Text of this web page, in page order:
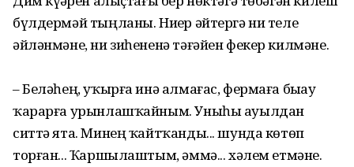
бүлдермәй тыңланы. Ниҙер әйтергә ни теле
әйләнмәне, ни зиһененә тәғәйен фекер килмәне.
– Беләһең, уҡырға инә алмағас, фермаға быҙау
ҡарарға урынлашҡайным. Уныһы ауылдан
ситтә ята. Минең ҡайтҡанды... шунда көтөп
торған... Ҡаршылаштым, әммә... хәлем етмәне.